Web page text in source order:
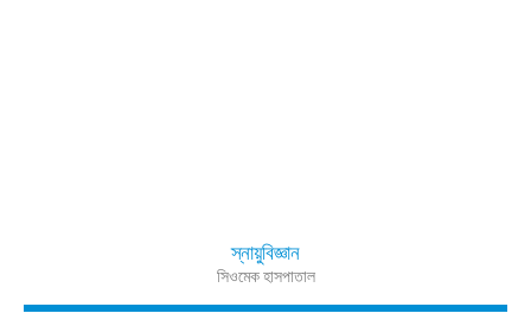
স্নায়ুবিজ্ঞান
সিওমেক হাসপাতাল